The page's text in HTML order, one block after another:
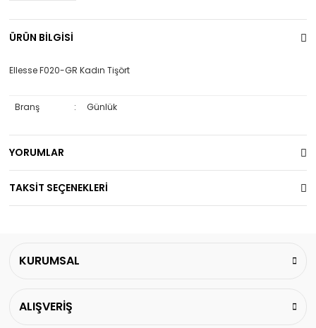
ÜRÜN BİLGİSİ
Ellesse F020-GR Kadın Tişört
Branş : Günlük
YORUMLAR
TAKSİT SEÇENEKLERİ
KURUMSAL
ALIŞVERİŞ